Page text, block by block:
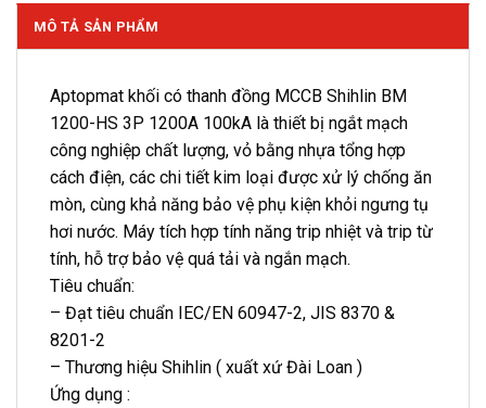
MÔ TẢ SẢN PHẨM
Aptopmat khối có thanh đồng MCCB Shihlin BM
1200-HS 3P 1200A 100kA là thiết bị ngắt mạch
công nghiệp chất lượng, vỏ bằng nhựa tổng hợp
cách điện, các chi tiết kim loại được xử lý chống ăn
mòn, cùng khả năng bảo vệ phụ kiện khỏi ngưng tụ
hơi nước. Máy tích hợp tính năng trip nhiệt và trip từ
tính, hỗ trợ bảo vệ quá tải và ngắn mạch.
Tiêu chuẩn:
– Đạt tiêu chuẩn IEC/EN 60947-2, JIS 8370 &
8201-2
– Thương hiệu Shihlin ( xuất xứ Đài Loan )
Ứng dụng :